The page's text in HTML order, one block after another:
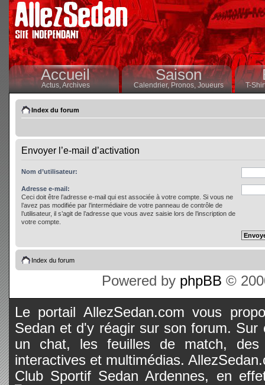
Accueil
Actus,Archives
Saison
Calendrier,Pronos, Joueurs T-
Index du forum
Envoyer l’e-mail d’activation
Nom d’utilisateur:
Adresse e-mail:
Ceci doit être l’adresse e-mail qui est associée à votre compte. Si vous ne
l’avez pas modifiée par l’intermédiaire de votre panneau de contrôle de
l’utilisateur, il s’agit de l’adresse que vous avez saisie lors de l’inscription de
votre compte.
Index du forum
Powered by phpBB ©
Le portail AllezSedan.com vous
Sedan et d'y réagir sur son forum.
un chat, les feuilles de match, des
interactives et multimédias.
Club Sportif Sedan Ardennes, en